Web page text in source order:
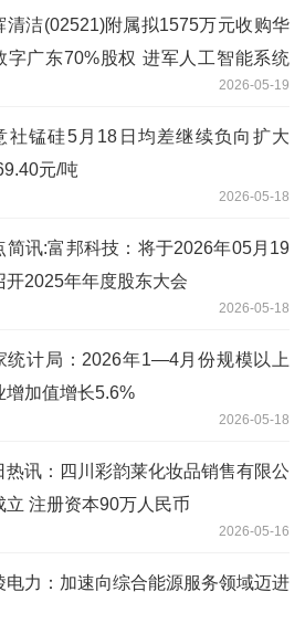
清洁(02521)附属拟1575万元收购华
字广东70%股权 进军人工智能系统
2026-05-19
社锰硅5月18日均差继续负向扩大
元/吨
2026-05-18
简讯:富邦科技：将于2026年05月19
开2025年年度股东大会
2026-05-18
统计局：2026年1—4月份规模以上
增加值增长5.6%
2026-05-18
热讯：四川彩韵莱化妆品销售有限公
立 注册资本90万人民币
2026-05-16
电力：加速向综合能源服务领域迈进